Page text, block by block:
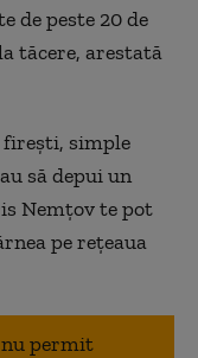
de peste 20 de
tăcere, arestată
firești, simple
să depui un
Nemțov te pot
pe rețeaua
permit